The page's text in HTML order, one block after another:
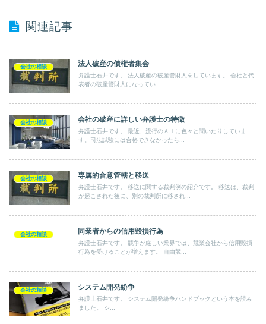
関連記事
会社の相談 法人破産の債権者集会
弁護士石井です。 法人破産の破産管財人をしています。 会社と代
表者の破産管財人になってい...
会社の相談 会社の破産に詳しい弁護士の特徴
弁護士石井です。 最近、流行のＡＩに色々と聞いたりしていま
す。司法試験には合格できなかったら...
会社の相談 専属的合意管轄と移送
弁護士石井です。 移送に関する裁判例の紹介です。 移送は、裁判
が起こされた後に、別の裁判所に移され...
会社の相談 同業者からの信用毀損行為
弁護士石井です。 競争が厳しい業界では、競業会社から信用毀損
行為を受けることが増えます。 自由競...
会社の相談 システム開発紛争
弁護士石井です。 システム開発紛争ハンドブックという本を読み
ました。 シ...